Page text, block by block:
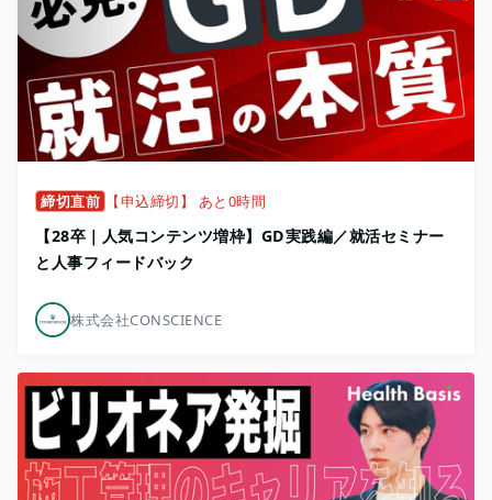
締切直前 【申込締切】 あと0時間
【28卒｜人気コンテンツ増枠】GD実践編／就活セミナー
と人事フィードバック
株式会社CONSCIENCE